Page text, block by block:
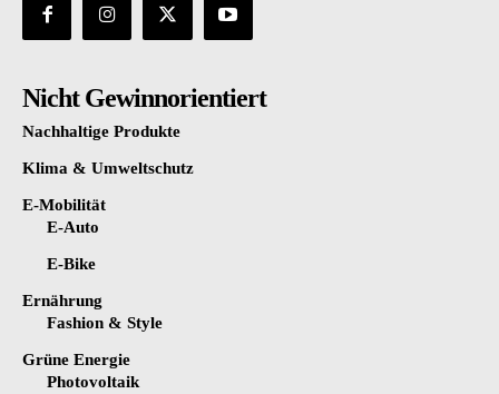
Nicht Gewinnorientiert
Nachhaltige Produkte
Klima & Umweltschutz
E-Mobilität
E-Auto
E-Bike
Ernährung
Fashion & Style
Grüne Energie
Photovoltaik